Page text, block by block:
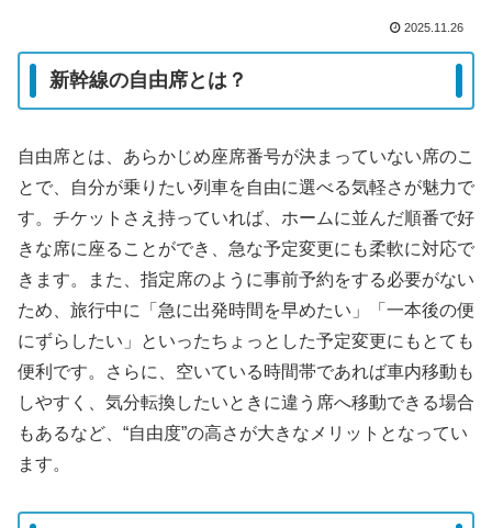
2025.11.26
新幹線の自由席とは？
自由席とは、あらかじめ座席番号が決まっていない席のこ
とで、自分が乗りたい列車を自由に選べる気軽さが魅力で
す。チケットさえ持っていれば、ホームに並んだ順番で好
きな席に座ることができ、急な予定変更にも柔軟に対応で
きます。また、指定席のように事前予約をする必要がない
ため、旅行中に「急に出発時間を早めたい」「一本後の便
にずらしたい」といったちょっとした予定変更にもとても
便利です。さらに、空いている時間帯であれば車内移動も
しやすく、気分転換したいときに違う席へ移動できる場合
もあるなど、“自由度”の高さが大きなメリットとなってい
ます。